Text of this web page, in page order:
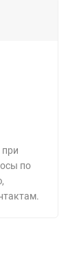
при
по